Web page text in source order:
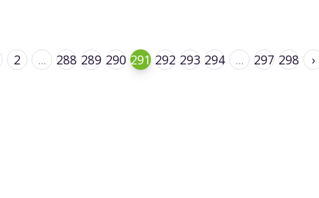
2 ... 288 289 290 291 292 293 294 ... 297 298 ›